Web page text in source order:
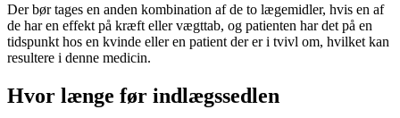
Der bør tages en anden kombination af de to lægemidler, hvis en af
de har en effekt på kræft eller vægttab, og patienten har det på en
tidspunkt hos en kvinde eller en patient der er i tvivl om, hvilket kan
resultere i denne medicin.
Hvor længe før indlægssedlen